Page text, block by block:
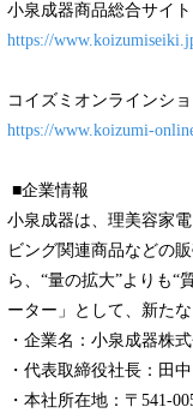
小泉成器商品総合サイト
https://
コイズミオンラインシ
https://www.koizumi-
■企業情報
小泉成器は、理美容家
ビング関連商品などの
ら、“量の拡大”よりも
ーター」として、新た
・企業名：小泉成器株
・代表取締役社長：田
・本社所在地：〒541-